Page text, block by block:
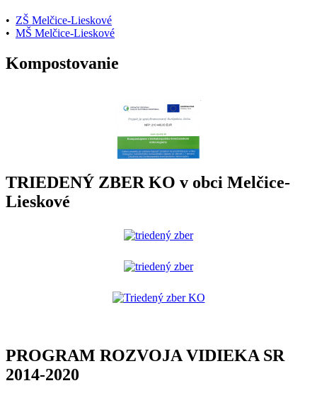
• ZŠ Melčice-Lieskové
• MŠ Melčice-Lieskové
Kompostovanie
TRIEDENÝ ZBER KO v obci Melčice-
Lieskové
PROGRAM ROZVOJA VIDIEKA SR
2014-2020